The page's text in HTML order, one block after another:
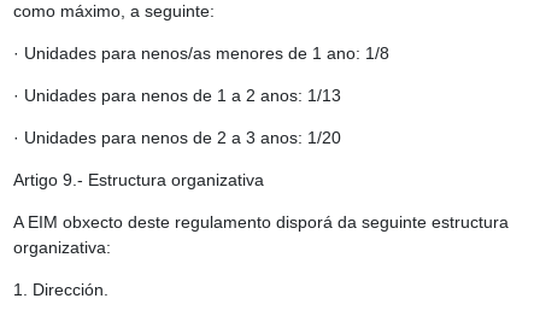
como máximo, a seguinte:
· Unidades para nenos/as menores de 1 ano: 1/8
· Unidades para nenos de 1 a 2 anos: 1/13
· Unidades para nenos de 2 a 3 anos: 1/20
Artigo 9.- Estructura organizativa
A EIM obxecto deste regulamento disporá da seguinte estructura
organizativa:
1. Dirección.